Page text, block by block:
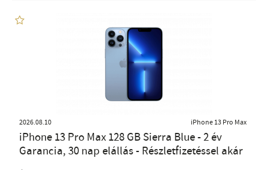
2026.08.10 iPhone 13 Pro Max
iPhone 13 Pro Max 128 GB Sierra Blue - 2 év
Garancia, 30 nap elállás - Részletfizetéssel akár